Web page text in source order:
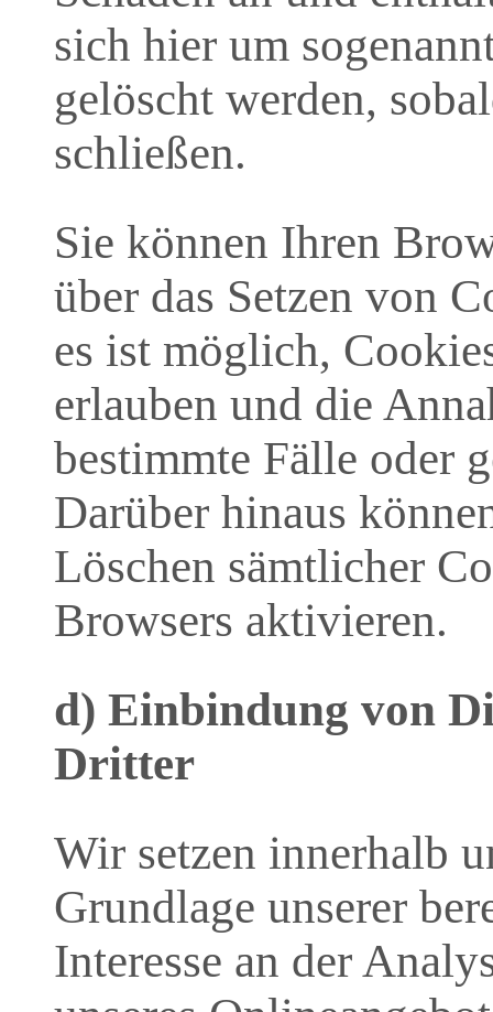
sich hier um
gelöscht werden,
schließen.
Sie können Ihren
über das Setzen von
es ist möglich,
erlauben und die
bestimmte Fälle oder
Darüber hinaus
Löschen sämtlicher
Browsers aktivieren.
d) Einbindung von
Dritter
Wir setzen innerhalb
Grundlage unserer
Interesse an der